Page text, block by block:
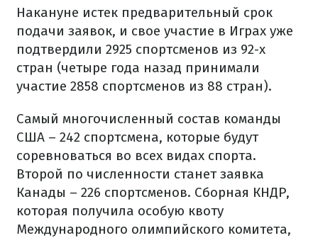
Накануне истек предварительный срок
подачи заявок, и свое участие в Играх уже
подтвердили 2925 спортсменов из 92-х
стран (четыре года назад принимали
участие 2858 спортсменов из 88 стран).
Самый многочисленный состав команды
США – 242 спортсмена, которые будут
соревноваться во всех видах спорта.
Второй по численности станет заявка
Канады – 226 спортсменов. Сборная КНДР,
которая получила особую квоту
Международного олимпийского комитета,